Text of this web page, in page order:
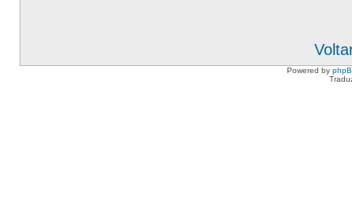
Powered by